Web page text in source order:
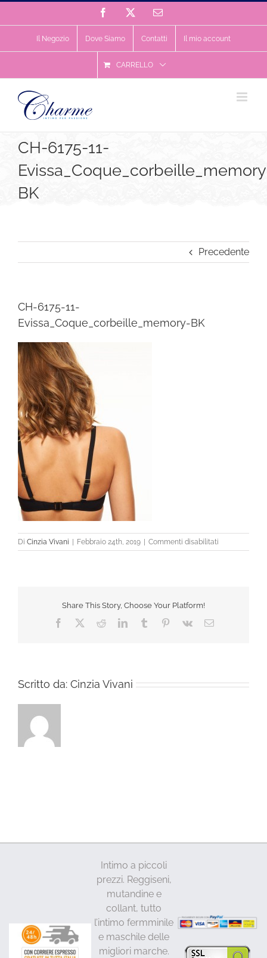
contenuto
Facebook Email
Il Negozio Dove Siamo Contatti Il mio account
CARRELLO
CH-6175-11-
BK
Precedente
CH-6175-11-
Evissa_Coque_corbeille_memory-BK
Di Cinzia Vivani Febbraio 24th, 2019 Commenti disabilitati
CH-
Share This Story, Choose Your Platform!
Facebook RedditLinkedInTumblr Pinterest
Vk Email
Scritto da: Cinzia Vivani
Intimo a piccoli
prezzi. Reggiseni,
mutandine e
collant, tutto
l’intimo fermminile
e maschile delle
migliori marche.